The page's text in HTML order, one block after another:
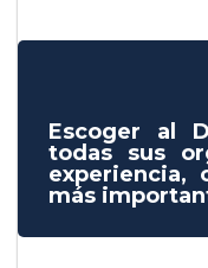
Escoger al
todas sus
experiencia,
más